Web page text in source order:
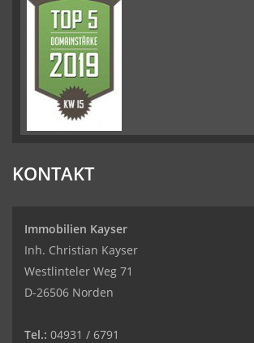
KONTAKT
Immobilien Kayser
Inh. Christian Kayser
Westlinteler Weg 71
D-26506 Norden
Tel.: 04931 / 6791